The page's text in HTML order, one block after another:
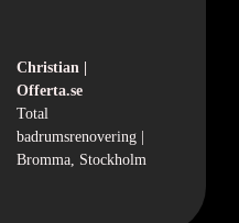
Christian |
Offerta.se
Total
badrumsrenovering |
Bromma, Stockholm